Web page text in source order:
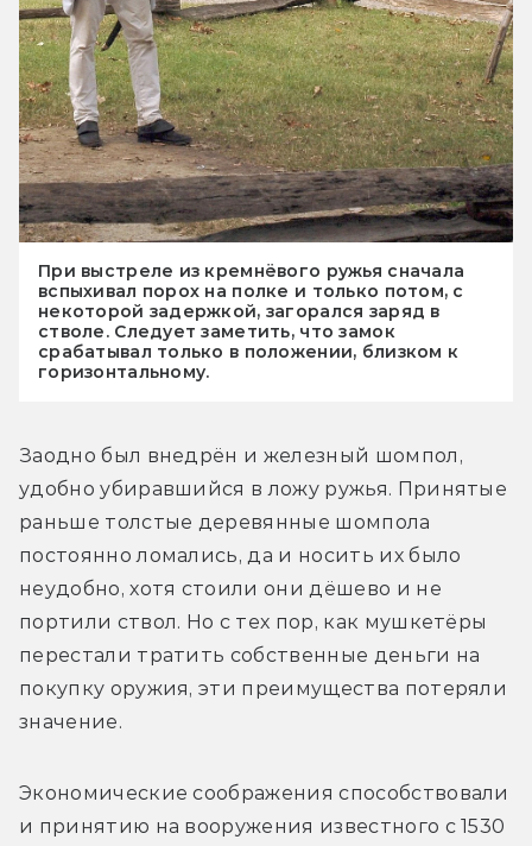
При выстреле из кремнёвого ружья сначала
вспыхивал порох на полке и только потом, с
некоторой задержкой, загорался заряд в
стволе. Следует заметить, что замок
срабатывал только в положении, близком к
горизонтальному.
Заодно был внедрён и железный шомпол,
удобно убиравшийся в ложу ружья. Принятые
раньше толстые деревянные шомпола
постоянно ломались, да и носить их было
неудобно, хотя стоили они дёшево и не
портили ствол. Но с тех пор, как мушкетёры
перестали тратить собственные деньги на
покупку оружия, эти преимущества потеряли
значение.
Экономические соображения способствовали
и принятию на вооружения известного с 1530